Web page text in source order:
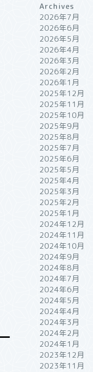
Archives
2026年7月
2026年6月
2026年5月
2026年4月
2026年3月
2026年2月
2026年1月
2025年12月
2025年11月
2025年10月
2025年9月
2025年8月
2025年7月
2025年6月
2025年5月
2025年4月
2025年3月
2025年2月
2025年1月
2024年12月
2024年11月
2024年10月
2024年9月
2024年8月
2024年7月
2024年6月
2024年5月
2024年4月
2024年3月
2024年2月
2024年1月
2023年12月
2023年11月